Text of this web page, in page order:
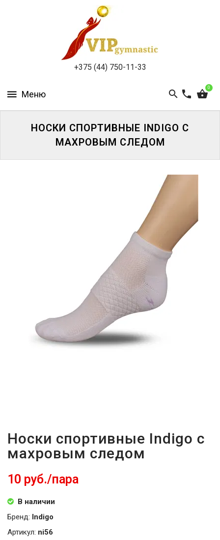
+375 (44) 750-11-33
0
НОСКИ СПОРТИВНЫЕ INDIGO С
МАХРОВЫМ СЛЕДОМ
Носки спортивные Indigo с
махровым следом
10 руб./пара
В наличии
Бренд: Indigo
Артикул: ni56